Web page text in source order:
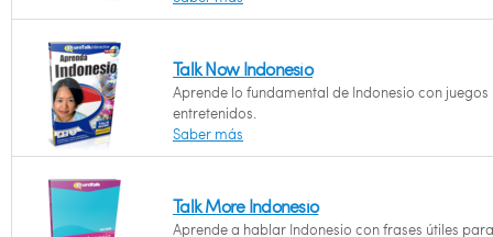
Talk Now Indonesio
Aprende lo fundamental de Indonesio con juegos
entretenidos.
Saber más
Talk More Indonesio
Aprende a hablar Indonesio con frases útiles para